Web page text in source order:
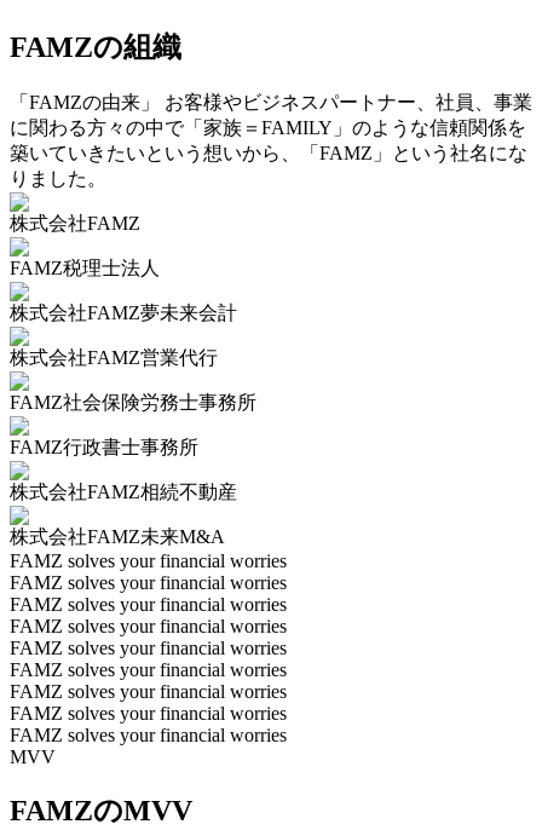
FAMZの組織
「FAMZの由来」 お客様やビジネスパートナー、社員、事業
に関わる方々の中で「家族＝FAMILY」のような信頼関係を
築いていきたいという想いから、「FAMZ」という社名にな
りました。
株式会社FAMZ
FAMZ税理士法人
株式会社FAMZ夢未来会計
株式会社FAMZ営業代行
FAMZ社会保険労務士事務所
FAMZ行政書士事務所
株式会社FAMZ相続不動産
株式会社FAMZ未来M&A
FAMZ solves your financial worries
FAMZ solves your financial worries
FAMZ solves your financial worries
FAMZ solves your financial worries
FAMZ solves your financial worries
FAMZ solves your financial worries
FAMZ solves your financial worries
FAMZ solves your financial worries
FAMZ solves your financial worries
MVV
FAMZのMVV